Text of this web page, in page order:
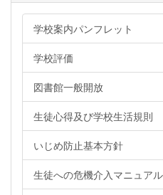
学校案内パンフレット
学校評価
図書館一般開放
生徒心得及び学校生活規則
いじめ防止基本方針
生徒への危機介入マニュアル